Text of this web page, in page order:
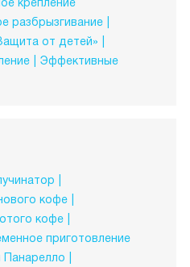
разбрызгивание
от детей»
Эффективные
кофе
кофе
приготовление
Панарелло